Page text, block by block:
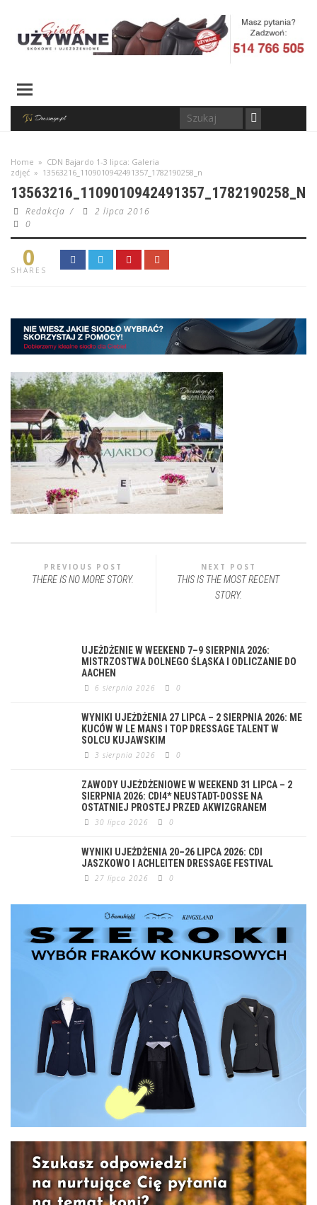
Home » CDN Bajardo 1-3 lipca: Galeria
zdjęć » 13563216_1109010942491357_1782190258_n
13563216_1109010942491357_1782190258_N
Redakcja /
2 lipca 2016
0
0
SHARES
PREVIOUS POST
THERE IS NO MORE STORY.
NEXT POST
THIS IS THE MOST RECENT
STORY.
UJEŻDŻENIE W WEEKEND 7–9 SIERPNIA 2026:
MISTRZOSTWA DOLNEGO ŚLĄSKA I ODLICZANIE DO
AACHEN
6 sierpnia 2026 0
WYNIKI UJEŻDŻENIA 27 LIPCA – 2 SIERPNIA 2026: ME
KUCÓW W LE MANS I TOP DRESSAGE TALENT W
SOLCU KUJAWSKIM
3 sierpnia 2026 0
ZAWODY UJEŻDŻENIOWE W WEEKEND 31 LIPCA – 2
SIERPNIA 2026: CDI4* NEUSTADT-DOSSE NA
OSTATNIEJ PROSTEJ PRZED AKWIZGRANEM
30 lipca 2026 0
WYNIKI UJEŻDŻENIA 20–26 LIPCA 2026: CDI
JASZKOWO I ACHLEITEN DRESSAGE FESTIVAL
27 lipca 2026 0